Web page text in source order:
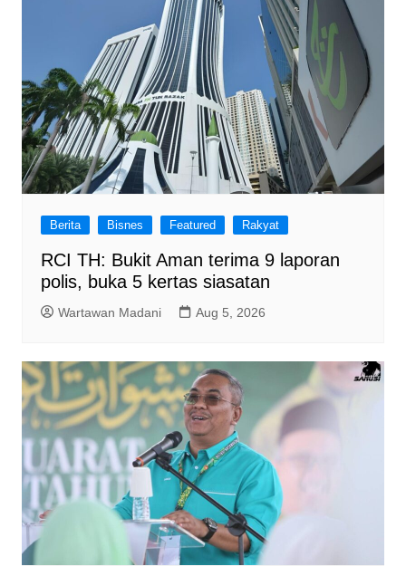
Berita Bisnes Featured Rakyat
RCI TH: Bukit Aman terima 9 laporan
polis, buka 5 kertas siasatan
Wartawan Madani Aug 5, 2026